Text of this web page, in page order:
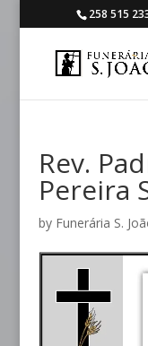
258 515
Rev.
Pereira
by Funerária S.